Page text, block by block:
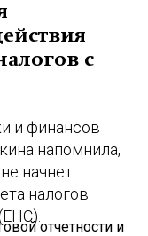
с
и финансов
напомнила,
начнет
налогов
отчетности и